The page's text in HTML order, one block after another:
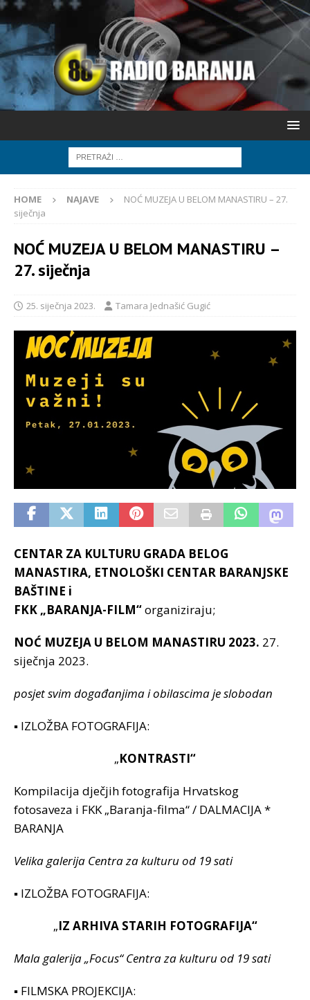
HOME NAJAVE
NOĆ MUZEJA U BELOM MANASTIRU – 27.
siječnja
NOĆ MUZEJA U BELOM MANASTIRU –
27. siječnja
25. siječnja 2023. Tamara Jednašić Gugić
CENTAR ZA KULTURU GRADA BELOG
MANASTIRA, ETNOLOŠKI CENTAR BARANJSKE
BAŠTINE i
FKK „BARANJA-FILM“organiziraju;
NOĆ MUZEJA U BELOM MANASTIRU 2023. 27.
siječnja 2023.
posjet svim događanjima i obilascima je slobodan
▪ IZLOŽBA FOTOGRAFIJA:
„KONTRASTI“
Kompilacija dječjih fotografija Hrvatskog
fotosaveza i FKK „Baranja-filma“ / DALMACIJA *
BARANJA
Velika galerija Centra za kulturu od 19 sati
▪ IZLOŽBA FOTOGRAFIJA:
„IZ ARHIVA STARIH FOTOGRAFIJA“
Mala galerija „Focus“ Centra za kulturu od 19 sati
▪ FILMSKA PROJEKCIJA: